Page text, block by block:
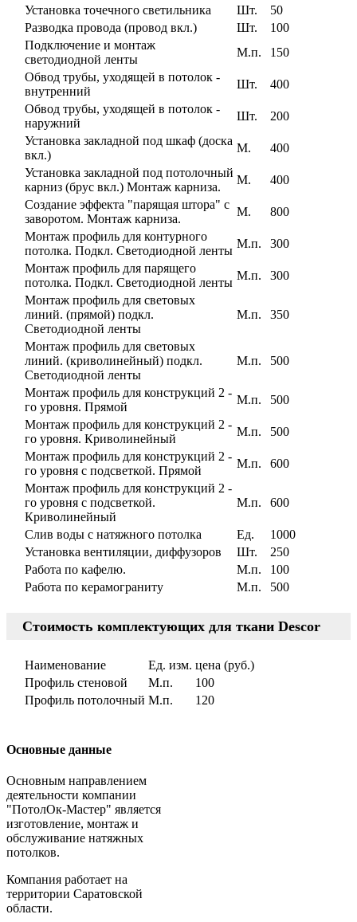
Установка точечного светильника
Шт.
50
Разводка провода (провод вкл.)
Шт.
100
Подключение и монтаж
светодиодной ленты
М.п.
150
Обвод трубы, уходящей в потолок -
внутренний
Шт.
400
Обвод трубы, уходящей в потолок -
наружний
Шт.
200
Установка закладной под шкаф (доска
вкл.)
М.
400
Установка закладной под потолочный
карниз (брус вкл.) Монтаж карниза.
М.
400
Создание эффекта "парящая штора" с
заворотом. Монтаж карниза.
М.
800
Монтаж профиль для контурного
потолка. Подкл. Светодиодной ленты
М.п.
300
Монтаж профиль для парящего
потолка. Подкл. Светодиодной ленты
М.п.
300
Монтаж профиль для световых
линий. (прямой) подкл.
Светодиодной ленты
М.п. 350
Монтаж профиль для световых
линий. (криволинейный) подкл.
Светодиодной ленты
М.п. 500
Монтаж профиль для конструкций 2 -
го уровня. Прямой
М.п.
500
Монтаж профиль для конструкций 2 -
го уровня. Криволинейный
М.п.
500
Монтаж профиль для конструкций 2 -
го уровня с подсветкой. Прямой
М.п.
600
Монтаж профиль для конструкций 2 -
го уровня с подсветкой.
Криволинейный
М.п. 600
Слив воды с натяжного потолка Ед.
1000
Установка вентиляции, диффузоров
Шт.
250
Работа по кафелю.
М.п.
100
Работа по керамограниту
М.п. 500
Стоимость комплектующих для ткани Descor
Наименование Ед. изм. цена (руб.)
Профиль стеновой
М.п.
100
Профиль потолочный М.п. 120
Основные данные
Основным направлением
деятельности компании
"ПотолОк-Мастер" является
изготовление, монтаж и
обслуживание натяжных
потолков.
Компания работает на
территории Саратовской
области.